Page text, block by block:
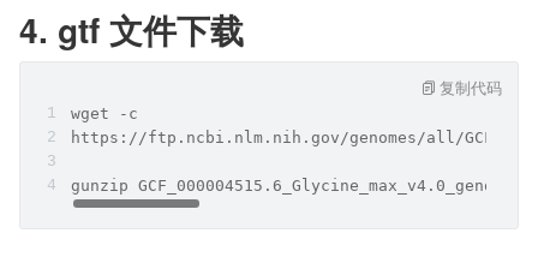
4. gtf 文件下载
wget -c
https://ftp.ncbi.nlm.nih.gov/genomes/all/GCF/000/
gunzip
复制代码